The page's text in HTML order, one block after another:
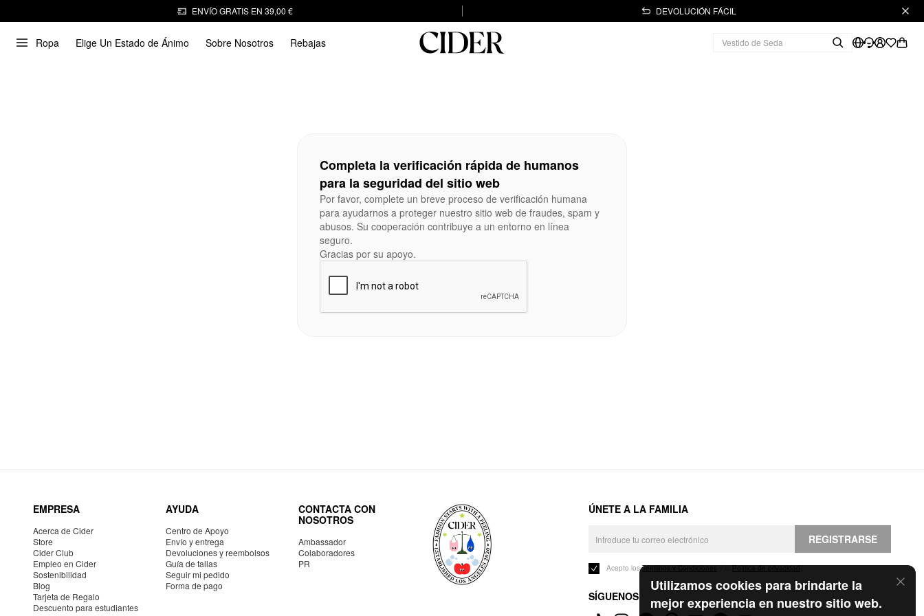
ENVÍO GRATIS EN 39,00 € DEVOLUCIÓN FÁCIL
Ropa Elige Un Estado de Ánimo Sobre Nosotros Rebajas
Utilizamos cookies para brindarte la
mejor experiencia en nuestro sitio web.
Completa la verificación rápida de humanos
para la seguridad del sitio web
Por favor, complete un breve proceso de verificación humana
para ayudarnos a proteger nuestro sitio web de fraudes, spam y
abusos. Su cooperación contribuye a un entorno en línea
seguro.
Gracias por su apoyo.
EMPRESA
Acerca de Cider
Store
Cider Club
Empleo en Cider
Sostenibilidad
Blog
Tarjeta de Regalo
Descuento para estudiantes
AYUDA
Centro de Apoyo
Envío y entrega
Devoluciones y reembolsos
Guía de tallas
Seguir mi pedido
Forma de pago
CONTACTA CON
NOSOTROS
Ambassador
Colaboradores
PR
ÚNETE A LA FAMILIA
REGISTRARSE
Acepto losTérminos y Condicionesy laPolítica de privacidad.
SÍGUENOS